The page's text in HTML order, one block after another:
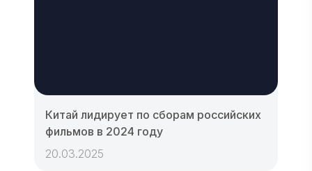
Китай лидирует по сборам российских
фильмов в 2024 году
20.03.2025